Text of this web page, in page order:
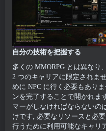
自分の技術を把握する
多くの MMORPG とは異なり
2 つのキャリアに限定されま
めに NPC に行く必要もあり
ンを完了することで開かれま
マーがしなければならないの
けです, 必要なリソースと必
行うために利用可能なキャリ